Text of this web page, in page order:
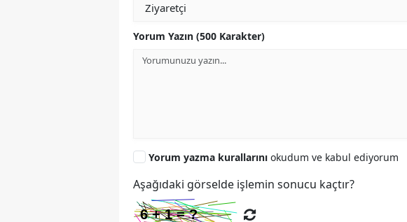
Yorum Yazın (500 Karakter)
Yorum yazma kurallarını okudum ve kabul ediyorum
Aşağıdaki görselde işlemin sonucu kaçtır?